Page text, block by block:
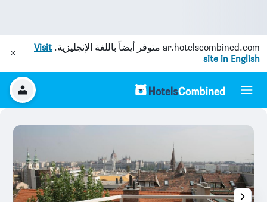
ar.hotelscombined.com متوفر أيضاً باللغة الإنجليزية.Visit
site in English